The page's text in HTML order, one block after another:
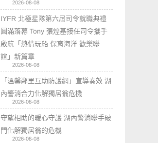
2026-08-08
IYFR 北極星隊第六屆司令就職典禮
圓滿落幕 Tony 張煌基接任司令攜手
啟航「熱情玩船 保育海洋 歡樂聯
誼」新篇章
2026-08-08
「溫馨鄰里互助防護網」宣導奏效 湖
內警消合力化解獨居翁危機
2026-08-08
守望相助的暖心守護 湖內警消聯手破
門化解獨居翁的危機
2026-08-08